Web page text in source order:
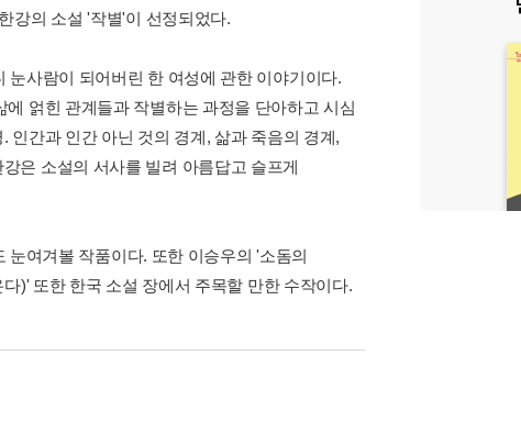
강의 소설 '작별'이 선정되었다.
사람이 되어버린 한 여성에 관한 이야기이다.
얽힌 관계들과 작별하는 과정을 단아하고 시심
인간과 인간 아닌 것의 경계, 삶과 죽음의 경계,
은 소설의 서사를 빌려 아름답고 슬프게
여겨볼 작품이다. 또한 이승우의 '소돔의
)' 또한 한국 소설 장에서 주목할 만한 수작이다.